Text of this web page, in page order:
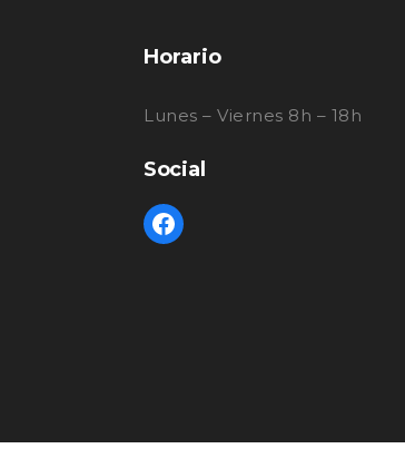
Horario
Lunes – Viernes 8h – 18h
Social